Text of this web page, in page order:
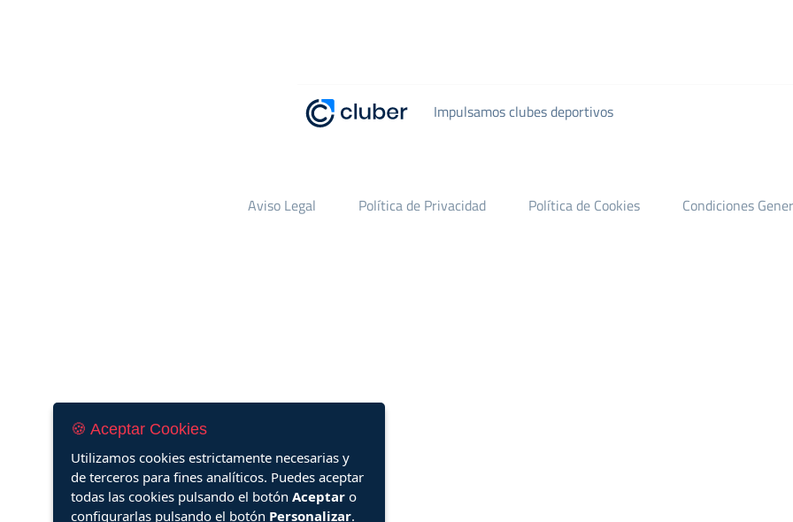
Impulsamos clubes deportivos
Aviso Legal Política de Privacidad Política de Cookies Condiciones
🍪 Aceptar Cookies
Utilizamos cookies estrictamente necesarias y
de terceros para fines analíticos. Puedes aceptar
todas las cookies pulsando el botón Aceptar o
configurarlas pulsando el botón Personalizar.